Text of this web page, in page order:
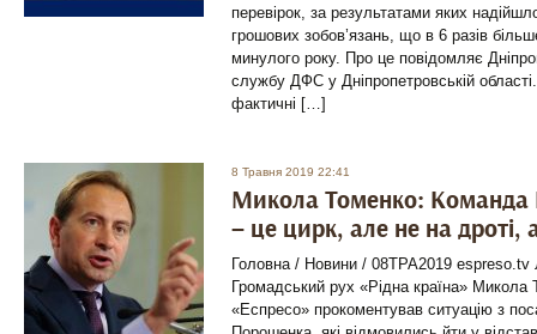
перевірок, за результатами яких
грошових зобов’язань, що в 6 разів
минулого року. Про це повідомляє
службу ДФС у Дніпропетровській
фактичні […]
8 Травня 2019 22:41
Микола Томенко: Команда
– це цирк, але не на дроті,
Головна / Новини / 08ТРА2019 espreso.tv
Громадський рух «Рідна країна» Микола
«Еспресо» прокоментував ситуацію з